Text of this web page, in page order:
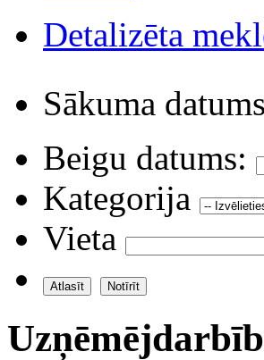
Detalizēta
Sākuma
Beigu datums:
Kategorija
Vieta